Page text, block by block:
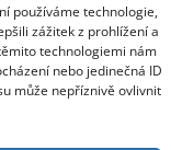
používáme technologie,
zážitek z prohlížení a
technologiemi nám
nebo jedinečná ID
může nepříznivě ovlivnit